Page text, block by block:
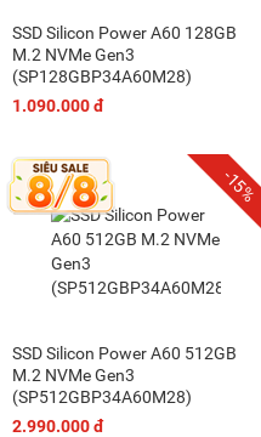
SSD Silicon Power A60 128GB
M.2 NVMe Gen3
(SP128GBP34A60M28)
1.090.000 đ
-15%
SSD Silicon Power A60 512GB
M.2 NVMe Gen3
(SP512GBP34A60M28)
2.990.000 đ